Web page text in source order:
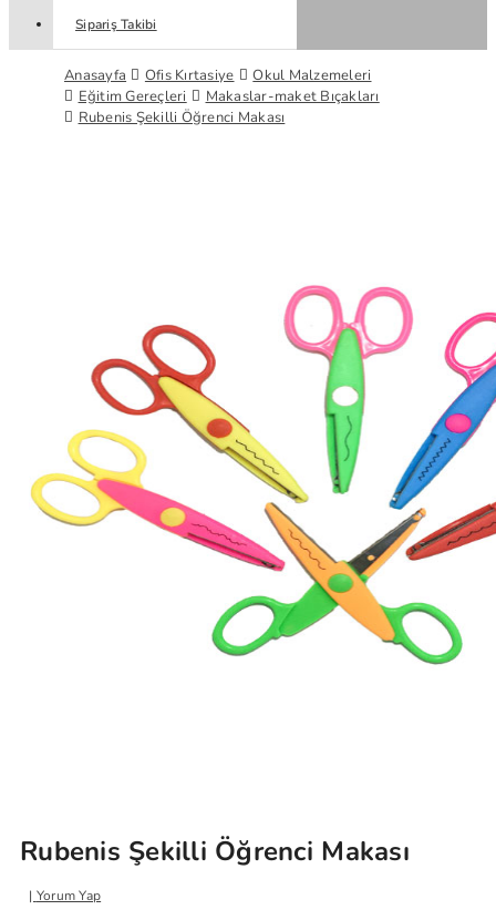
Sipariş Takibi
Anasayfa Ofis Kırtasiye
Okul Malzemeleri
Eğitim Gereçleri
Makaslar-maket Bıçakları
Rubenis Şekilli Öğrenci Makası
Rubenis Şekilli Öğrenci Makası
Yorum Yap